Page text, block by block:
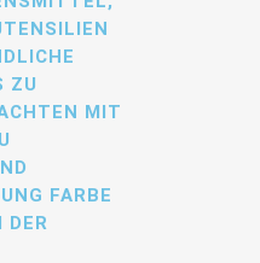
ZU
MIT
FARBE
DER